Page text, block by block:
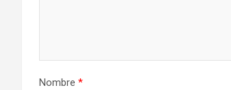
Nombre *